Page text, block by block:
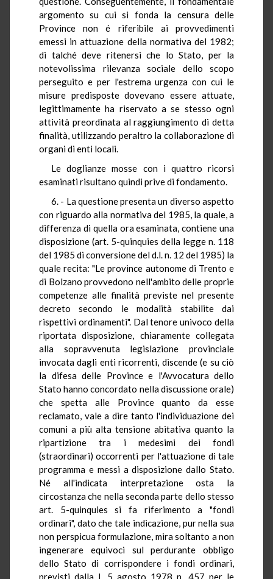
argomento su cui si fonda la censura delle
Province non é riferibile ai provvedimenti
emessi in attuazione della normativa del 1982;
di talché deve ritenersi che lo Stato, per la
notevolissima rilevanza sociale dello scopo
perseguito e per l'estrema urgenza con cui le
misure predisposte dovevano essere attuate,
legittimamente ha riservato a se stesso ogni
attività preordinata al raggiungimento di detta
finalità, utilizzando peraltro la collaborazione di
organi di enti locali.
Le doglianze mosse con i quattro ricorsi
esaminati risultano quindi prive di fondamento.
6. - La questione presenta un diverso aspetto
con riguardo alla normativa del 1985, la quale, a
differenza di quella ora esaminata, contiene una
disposizione (art. 5-quinquies della legge n. 118
del 1985 di conversione del d.l. n. 12 del 1985) la
quale recita: "Le province autonome di Trento e
di Bolzano provvedono nell'ambito delle proprie
competenze alle finalità previste nel presente
decreto secondo le modalità stabilite dai
rispettivi ordinamenti". Dal tenore univoco della
riportata disposizione, chiaramente collegata
alla sopravvenuta legislazione provinciale
invocata dagli enti ricorrenti, discende (e su ciò
la difesa delle Province e l'Avvocatura dello
Stato hanno concordato nella discussione orale)
che spetta alle Province quanto da esse
reclamato, vale a dire tanto l'individuazione dei
comuni a più alta tensione abitativa quanto la
ripartizione tra i medesimi dei fondi
(straordinari) occorrenti per l'attuazione di tale
programma e messi a disposizione dallo Stato.
Né all'indicata interpretazione osta la
circostanza che nella seconda parte dello stesso
art. 5-quinquies si fa riferimento a "fondi
ordinari", dato che tale indicazione, pur nella sua
non perspicua formulazione, mira soltanto a non
ingenerare equivoci sul perdurante obbligo
dello Stato di corrispondere i fondi ordinari,
previsti dalla l. 5 agosto 1978 n. 457 per le